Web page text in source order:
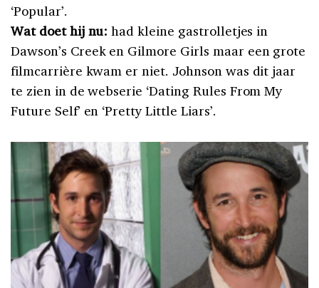
‘Popular’.
Wat doet hij nu: had kleine gastrolletjes in
Dawson’s Creek en Gilmore Girls maar een grote
filmcarrière kwam er niet. Johnson was dit jaar
te zien in de webserie ‘Dating Rules From My
Future Self’ en ‘Pretty Little Liars’.